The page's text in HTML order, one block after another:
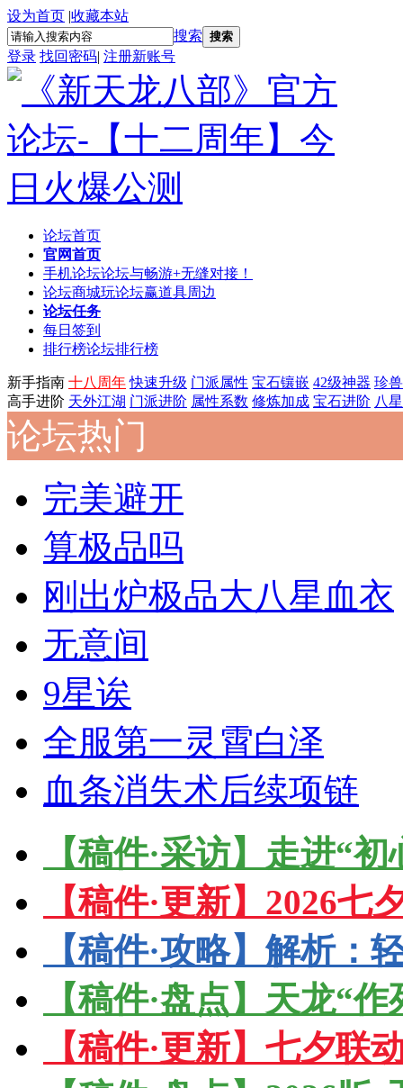
设为首页 |收藏本站
搜索 搜索
登录 找回密码| 注册新账号
论坛首页
官网首页
手机论坛论坛与畅游+无缝对接！
论坛商城玩论坛赢道具周边
论坛任务
每日签到
排行榜论坛排行榜
新手指南 十八周年 快速升级 门派属性 宝石镶嵌 42级神器 珍
高手进阶 天外江湖 门派进阶 属性系数 修炼加成 宝石进阶 八
论坛热门
完美避开
算极品吗
刚出炉极品大八星血衣
无意间
9星诶
全服第一灵霄白泽
血条消失术后续项链
【稿件·采访】走进“
【稿件·更新】2026
【稿件·攻略】解析
【稿件·盘点】天龙“
【稿件·更新】七夕联